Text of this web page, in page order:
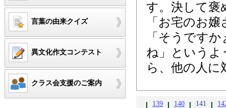
言葉の由来クイズ
異文化作文コンテスト
クラス会支援のご案内
す。決して褒
「お宅のお
「そうです
ね」というよ
ら、他の人
141
140
139